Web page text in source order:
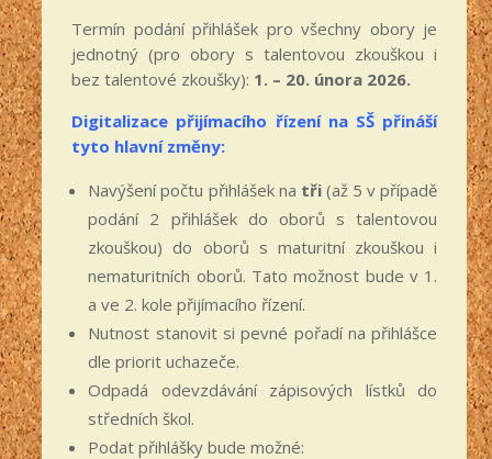
Termín podání přihlášek pro všechny obory je
jednotný (pro obory s talentovou zkouškou i
bez talentové zkoušky): 1. – 20. února 2026.
Digitalizace přijímacího řízení na SŠ přináší
tyto hlavní změny:
Navýšení počtu přihlášek na tři(až 5 v případě
podání 2 přihlášek do oborů s talentovou
zkouškou) do oborů s maturitní zkouškou i
nematuritních oborů. Tato možnost bude v 1.
a ve 2. kole přijímacího řízení.
Nutnost stanovit si pevné pořadí na přihlášce
dle priorit uchazeče.
Odpadá odevzdávání zápisových lístků do
středních škol.
Podat přihlášky bude možné: